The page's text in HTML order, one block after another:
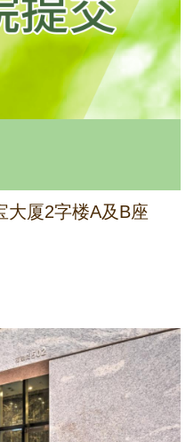
大厦2字楼A及B座